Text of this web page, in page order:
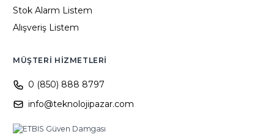
Stok Alarm Listem
Alışveriş Listem
MÜŞTERI HIZMETLERI
0 (850) 888 8797
info@teknolojipazar.com